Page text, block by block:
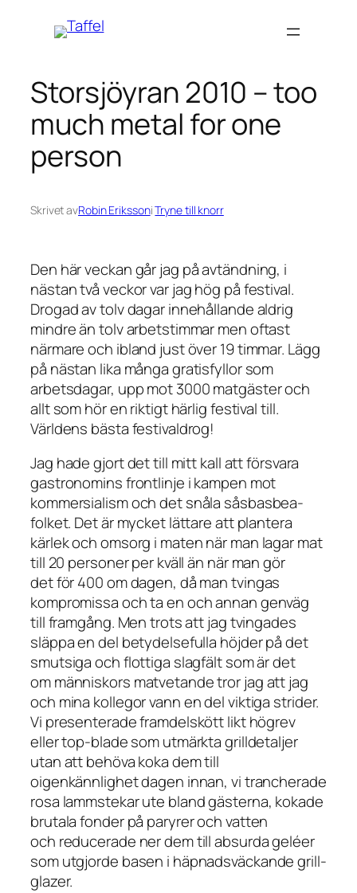
Storsjöyran 2010 – too
much metal for one
person
Skrivet avRobin ErikssoniTryne till knorr
Den här veckan går jag på avtändning, i
nästan två veckor var jag hög på festival.
Drogad av tolv dagar innehållande aldrig
mindre än tolv arbetstimmar men oftast
närmare och ibland just över 19 timmar. Lägg
på nästan lika många gratisfyllor som
arbetsdagar, upp mot 3000 matgäster och
allt som hör en riktigt härlig festival till.
Världens bästa festivaldrog!
Jag hade gjort det till mitt kall att försvara
gastronomins frontlinje i kampen mot
kommersialism och det snåla såsbasbea-
folket. Det är mycket lättare att plantera
kärlek och omsorg i maten när man lagar mat
till 20 personer per kväll än när man gör
det för 400 om dagen, då man tvingas
kompromissa och ta en och annan genväg
till framgång. Men trots att jag tvingades
släppa en del betydelsefulla höjder på det
smutsiga och flottiga slagfält som är det
om människors matvetande tror jag att jag
och mina kollegor vann en del viktiga strider.
Vi presenterade framdelskött likt högrev
eller top-blade som utmärkta grilldetaljer
utan att behöva koka dem till
oigenkännlighet dagen innan, vi trancherade
rosa lammstekar ute bland gästerna, kokade
brutala fonder på paryrer och vatten
och reducerade ner dem till absurda geléer
som utgjorde basen i häpnadsväckande grill-
glazer.